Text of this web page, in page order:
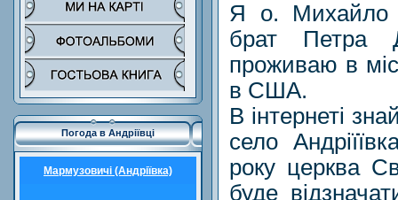
Погода в Андріївці
Мармузовичі (Андріївка)
Я о. Михайло
брат Петра
проживаю в
в США.
В інтернеті
село
року церква
буде